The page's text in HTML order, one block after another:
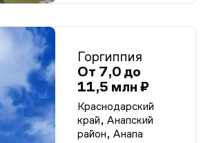
Горгиппия
От 7,0 до
11,5 млн ₽
Краснодарский
край, Анапский
район, Анапа